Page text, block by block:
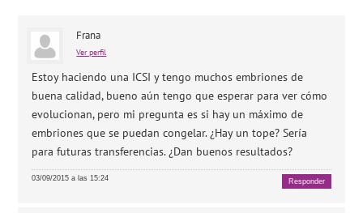
Frana
Ver perfil
Estoy haciendo una ICSI y tengo muchos embriones de
buena calidad, bueno aún tengo que esperar para ver cómo
evolucionan, pero mi pregunta es si hay un máximo de
embriones que se puedan congelar. ¿Hay un tope? Sería
para futuras transferencias. ¿Dan buenos resultados?
03/09/2015 a las 15:24 Responder